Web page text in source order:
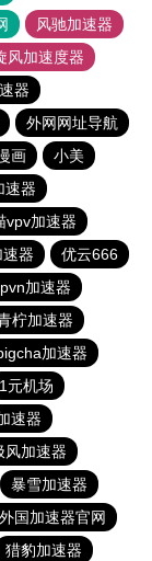
风驰加速器
风加速度器
器
外网网址导航
画
小美
速器
vpv加速器
器
优云666
加速器
柠加速器
加速器
1元机场
速器
风加速器
暴雪加速器
国加速器官网
猎豹加速器